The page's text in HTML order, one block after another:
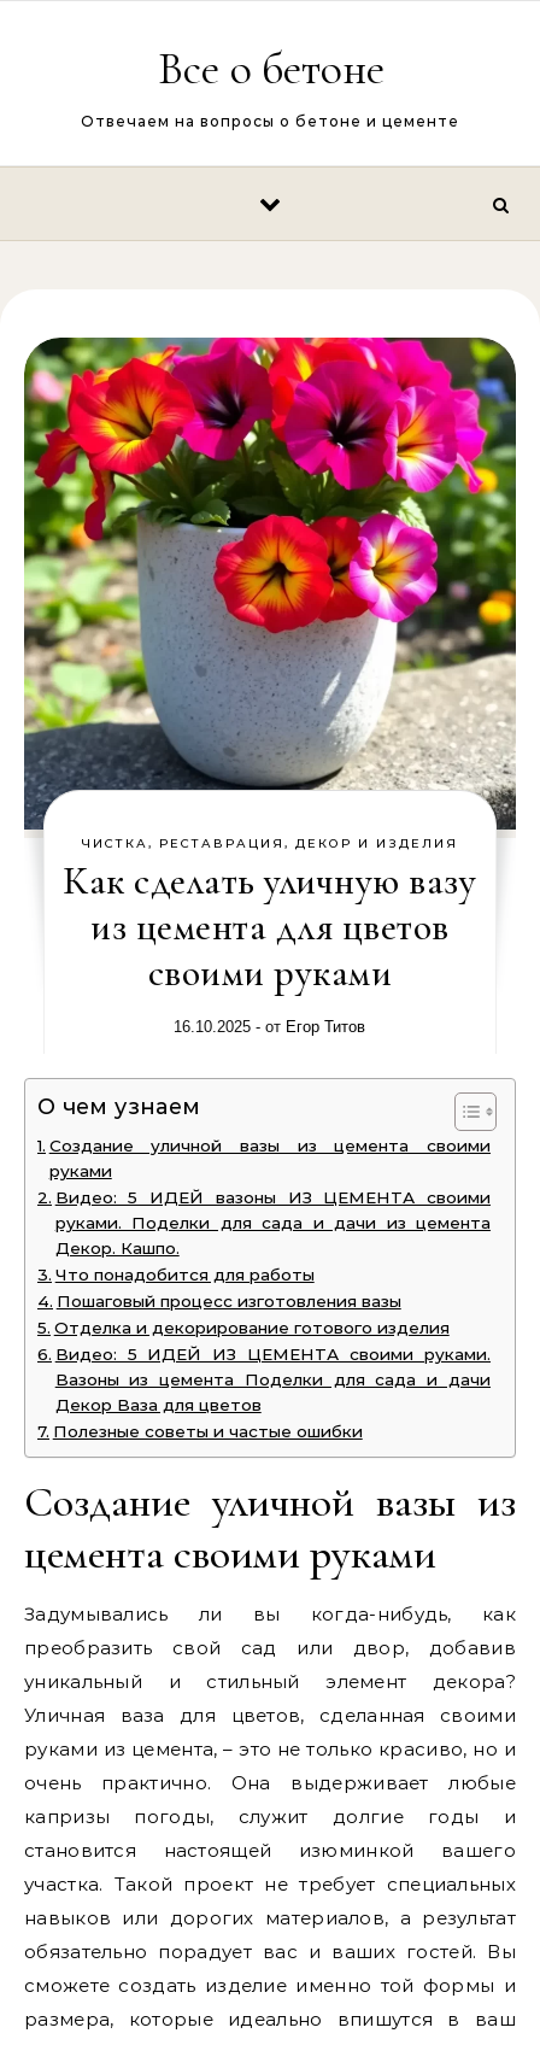
Все о бетоне
Отвечаем на вопросы о бетоне и цементе
ЧИСТКА, РЕСТАВРАЦИЯ, ДЕКОР И ИЗДЕЛИЯ
Как сделать уличную вазу
из цемента для цветов
своими руками
16.10.2025 - от Егор Титов
О чем узнаем
Создание уличной вазы из цемента своими
руками
Видео: 5 ИДЕЙ вазоны ИЗ ЦЕМЕНТА своими
руками. Поделки для сада и дачи из цемента
Декор. Кашпо.
Что понадобится для работы
Пошаговый процесс изготовления вазы
Отделка и декорирование готового изделия
Видео: 5 ИДЕЙ ИЗ ЦЕМЕНТА своими руками.
Вазоны из цемента Поделки для сада и дачи
Декор Ваза для цветов
Полезные советы и частые ошибки
Создание уличной вазы из
цемента своими руками
Задумывались ли вы когда-нибудь, как
преобразить свой сад или двор, добавив
уникальный и стильный элемент декора?
Уличная ваза для цветов, сделанная своими
руками из цемента, – это не только красиво, но и
очень практично. Она выдерживает любые
капризы погоды, служит долгие годы и
становится настоящей изюминкой вашего
участка. Такой проект не требует специальных
навыков или дорогих материалов, а результат
обязательно порадует вас и ваших гостей. Вы
сможете создать изделие именно той формы и
размера, которые идеально впишутся в ваш